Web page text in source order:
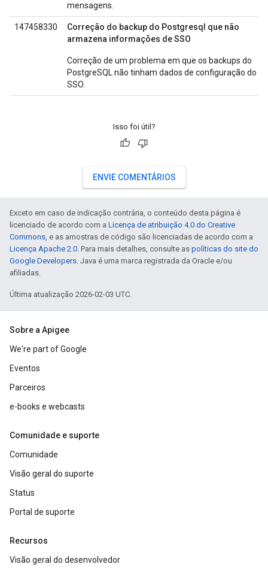
mensagens.
147458330
Correção do backup do Postgresql que não
armazena informações de SSO
Correção de um problema em que os backups do
PostgreSQL não tinham dados de configuração do
SSO.
Isso foi útil?
ENVIE COMENTÁRIOS
Exceto em caso de indicação contrária, o conteúdo desta página é
licenciado de acordo com a Licença de atribuição 4.0 do Creative
Commons, e as amostras de código são licenciadas de acordo com a
Licença Apache 2.0. Para mais detalhes, consulte as políticas do site do
Google Developers. Java é uma marca registrada da Oracle e/ou
afiliadas.
Última atualização 2026-02-03 UTC.
Sobre a Apigee
We're part of Google
Eventos
Parceiros
e-books e webcasts
Comunidade e suporte
Comunidade
Visão geral do suporte
Status
Portal de suporte
Recursos
Visão geral do desenvolvedor